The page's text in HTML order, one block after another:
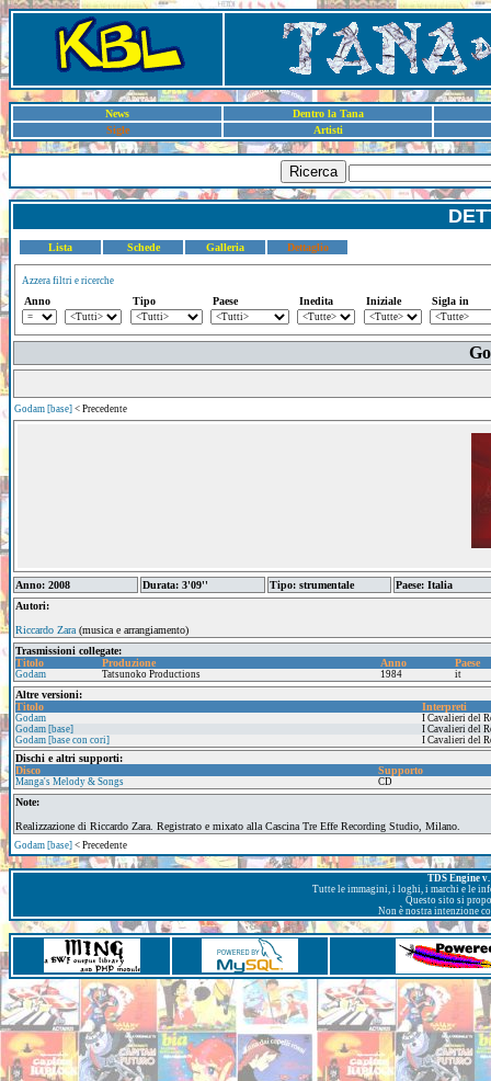
News
Dentro la Tana
Sigle
Artisti
Ricerca
Lista Schede Galleria Dettaglio
Azzera filtri e ricerche
Anno Tipo Paese Inedita Iniziale Sigla in
Godam [base] < Precedente
Anno: 2008 Durata: 3'09'' Tipo: strumentale
Paese: Italia
Autori:
Riccardo Zara (musica e arrangiamento)
Trasmissioni collegate:
Titolo
Produzione Anno Paese
Godam Tatsunoko Productions 1984 it
Altre versioni:
Titolo
Interpreti
Godam
I Cavalieri del
Godam [base]
I Cavalieri del
Godam [base con cori]
I Cavalieri del
Dischi e altri supporti:
Disco
Supporto
Manga's Melody & Songs CD
Note:
Realizzazione di Riccardo Zara. Registrato e mixato alla Cascina Tre Effe Recording Studio, Milano.
Godam [base] < Precedente
TDS Engine
Tutte le immagini, i loghi, i marchi e le
Questo sito si
Non è nostra intenzione